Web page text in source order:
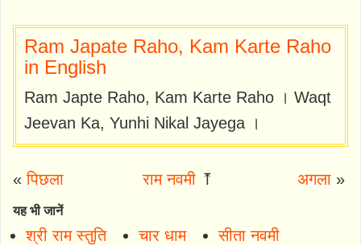
Ram Japate Raho, Kam Karte Raho
in English
Ram Japte Raho, Kam Karte Raho । Waqt
Jeevan Ka, Yunhi Nikal Jayega ।
«पिछला राम नवमी ⤒ अगला»
यह भी जानें
श्री राम स्तुति चार धाम
सीता नवमी